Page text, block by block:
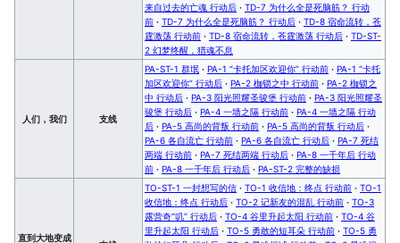
来自过去的亡魂 行动后 · TD-7 为什么全是死脑筋？ 行动
前 · TD-7 为什么全是死脑筋？ 行动后 · TD-8 宿命流转，苍
霆激荡 行动前 · TD-8 宿命流转，苍霆激荡 行动后 · TD-ST-
2 幻梦终醒，猎魂不息
人们，我们 支线
PA-ST-1 群氓 · PA-1 “卡托加区欢迎你” 行动前 · PA-1 “卡托
加区欢迎你” 行动后 · PA-2 枷锁之中 行动前 · PA-2 枷锁之
中 行动后 · PA-3 阳光照耀圣骏堡 行动前 · PA-3 阳光照耀圣
骏堡 行动后 · PA-4 一墙之隔 行动前 · PA-4 一墙之隔 行动
后 · PA-5 高尚的背叛 行动前 · PA-5 高尚的背叛 行动后 ·
PA-6 各自流亡 行动前 · PA-6 各自流亡 行动后 · PA-7 死结
两端 行动前 · PA-7 死结两端 行动后 · PA-8 一千年后 行动
前 · PA-8 一千年后 行动后 · PA-ST-2 完整的缺损
直到大地变成
TO-ST-1 一封想写的信 · TO-1 收信地：终点 行动前 · TO-1
收信地：终点 行动后 · TO-2 记新友的混乱 行动前 · TO-3
露营奇“叽” 行动后 · TO-4 谷里升起太阳 行动前 · TO-4 谷
里升起太阳 行动后 · TO-5 勇敢的短耳朵 行动前 · TO-5 勇